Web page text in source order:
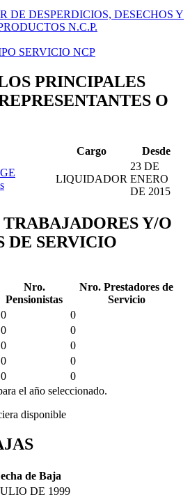
DE DESPERDICIOS, DESECHOS Y
N.C.P.
SERVICIO NCP
PRINCIPALES
O
Cargo
Desde
LIQUIDADOR
23 DE
ENERO
DE 2015
Y/O
DE SERVICIO
Nro.
Pensionistas
Nro. Prestadores de
Servicio
0
0
0
0
0
0
0
0
0
0
el año seleccionado.
disponible
de Baja
DE 1999